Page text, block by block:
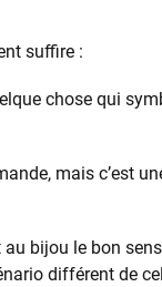
suffire :
chose qui
mais c’est
bijou le bon
différent de